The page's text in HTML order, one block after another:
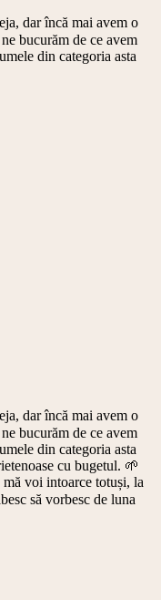
dar încă mai avem o
bucurăm de ce avem
din categoria asta
dar încă mai avem o
bucurăm de ce avem
din categoria asta
cu bugetul. 🌱
mă voi intoarce totuși, la
să vorbesc de luna